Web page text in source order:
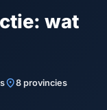
wat
location_on8 provincies